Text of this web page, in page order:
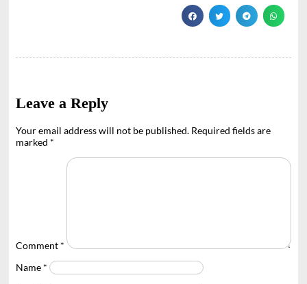
Leave a Reply
Your email address will not be published. Required fields are
marked *
Comment *
Name *